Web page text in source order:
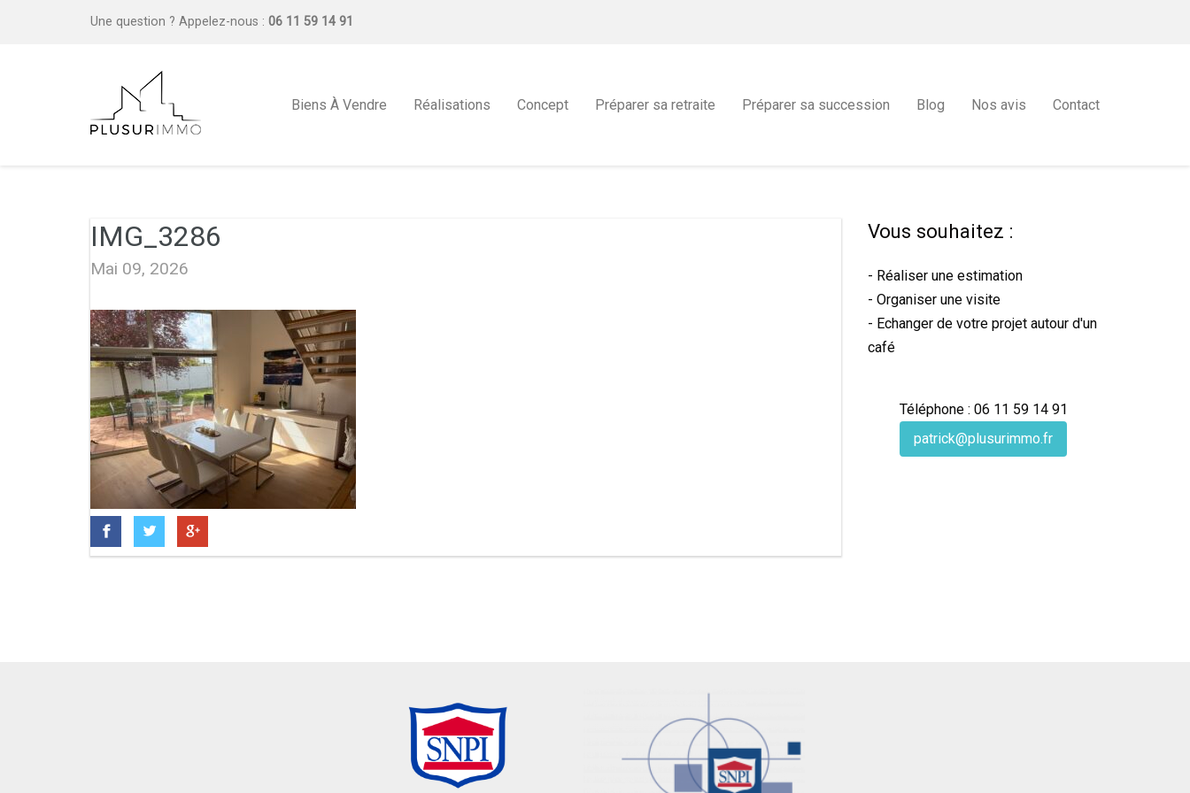
Une question ? Appelez-nous : 06 11 59 14 91
Biens À Vendre Réalisations Concept Préparer sa retraite Préparer sa succession Blog Nos avis Contact
IMG_3286
Mai 09, 2026
Vous souhaitez :
- Réaliser une estimation
- Organiser une visite
- Echanger de votre projet autour d'un
café
Téléphone : 06 11 59 14 91
patrick@plusurimmo.fr